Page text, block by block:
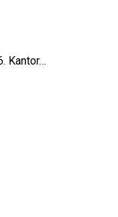
Kantor…